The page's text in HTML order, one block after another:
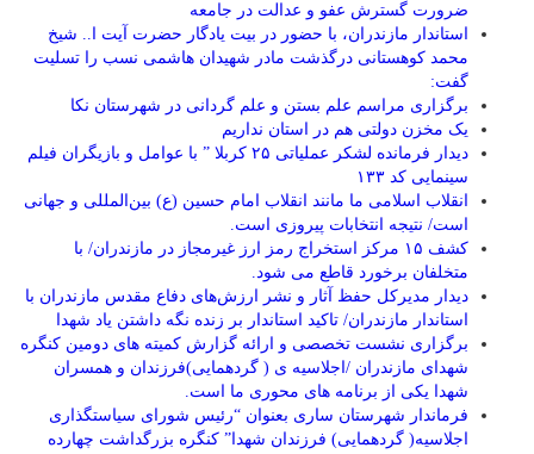
ضرورت گسترش عفو و عدالت در جامعه
استاندار مازندران، با حضور در بیت یادگار حضرت آیت ا.. شیخ
محمد کوهستانی درگذشت مادر شهیدان هاشمی نسب را تسلیت
گفت:
برگزاری مراسم علم بستن و علم گردانی در شهرستان نکا
یک مخزن دولتی هم در استان نداریم
دیدار فرمانده لشکر عملیاتی ۲۵ کربلا ” با عوامل و بازیگران فیلم
سینمایی کد ۱۳۳
انقلاب اسلامی ما مانند انقلاب امام حسین (ع) بین‌المللی و جهانی
است/ نتیجه انتخابات پیروزی است.
کشف ۱۵ مرکز استخراج رمز ارز غیرمجاز در مازندران/ با
متخلفان برخورد قاطع می شود.
دیدار مدیرکل حفظ آثار و نشر ارزش‌های دفاع مقدس مازندران با
استاندار مازندران/ تاکید استاندار بر زنده نگه داشتن یاد شهدا
برگزاری نشست تخصصی و ارائه گزارش کمیته های دومین کنگره
شهدای مازندران /اجلاسیه ی ( گردهمایی)فرزندان و همسران
شهدا یکی از برنامه های محوری ما است.
فرماندار شهرستان ساری بعنوان “رئیس شورای سیاستگذاری
اجلاسیه( گردهمایی) فرزندان شهدا” کنگره بزرگداشت چهارده